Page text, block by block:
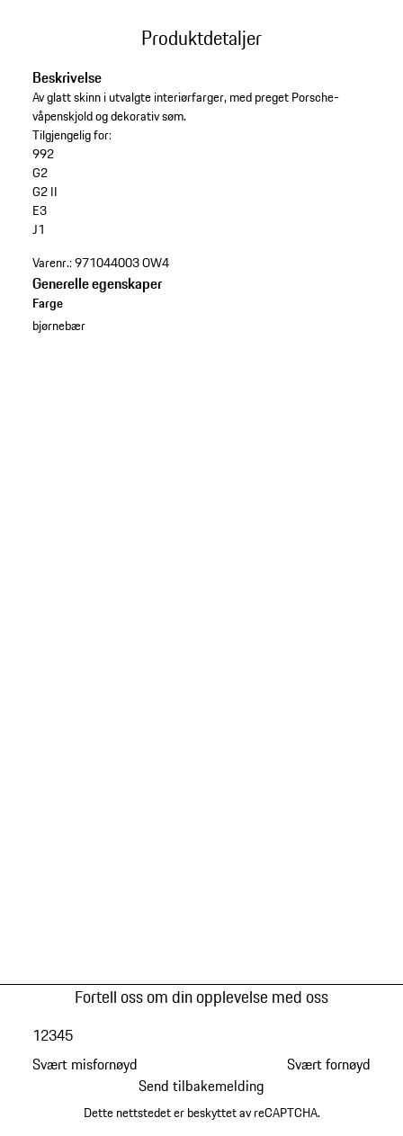
Produktdetaljer
Beskrivelse
Av glatt skinn i utvalgte interiørfarger, med preget Porsche-
våpenskjold og dekorativ søm.
Tilgjengelig for:
992
G2
G2 II
E3
J1
Varenr.:971044003 OW4
Generelle egenskaper
Farge
bjørnebær
Fortell oss om din opplevelse med oss
Svært misfornøyd
12345
Svært fornøyd
Send tilbakemelding
Dette nettstedet er beskyttet av reCAPTCHA.